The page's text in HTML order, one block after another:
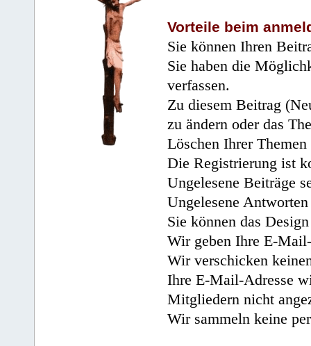
Vorteile beim
Sie können Ihren
Sie haben die
verfassen.
Zu diesem Beitrag
zu ändern oder das
Löschen Ihrer
Die Registrierung ist
Ungelesene Beiträge
Ungelesene
Sie können das
Wir geben Ihre E-
Wir verschicken
Ihre E-Mail-Adresse
Mitgliedern nicht
Wir sammeln keine